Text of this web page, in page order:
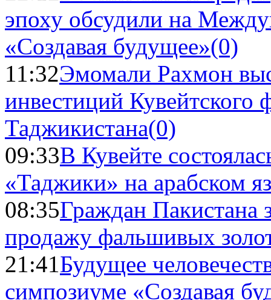
эпоху обсудили на
«Создавая будущее»(0)
11:32Эмомали Рахмон
инвестиций Кувейтского
Таджикистана(0)
09:33В Кувейте
«Таджики» на арабском
08:35Граждан Пакистана
продажу фальшивых
21:41Будущее
симпозиуме «Создавая